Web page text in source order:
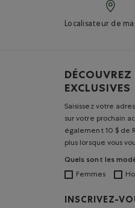
Localisateur de
EXCLUSIVES
Saisissez votre
sur votre prochain
également 10 $ de
plus lorsque vous
Quels sont les
Femmes
INSCRIVEZ-